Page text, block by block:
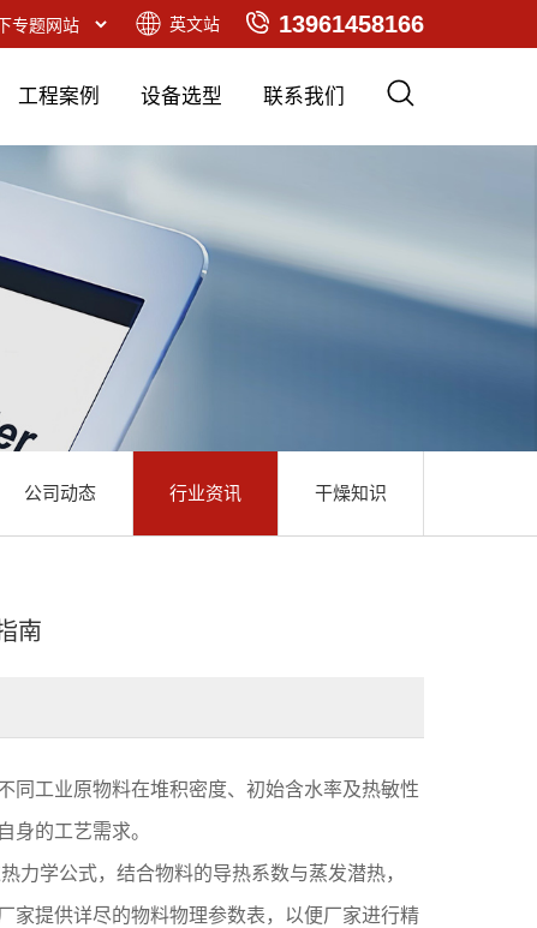
13961458166
英文站
工程案例 设备选型 联系我们
公司动态 行业资讯 干燥知识
南
同工业原物料在堆积密度、初始含水率及热敏性
身的工艺需求。
力学公式，结合物料的导热系数与蒸发潜热，
家提供详尽的物料物理参数表，以便厂家进行精